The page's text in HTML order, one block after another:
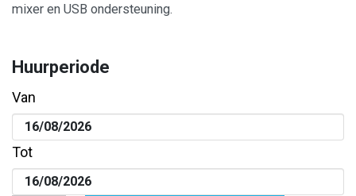
mixer en USB ondersteuning.
Huurperiode
Van
Tot